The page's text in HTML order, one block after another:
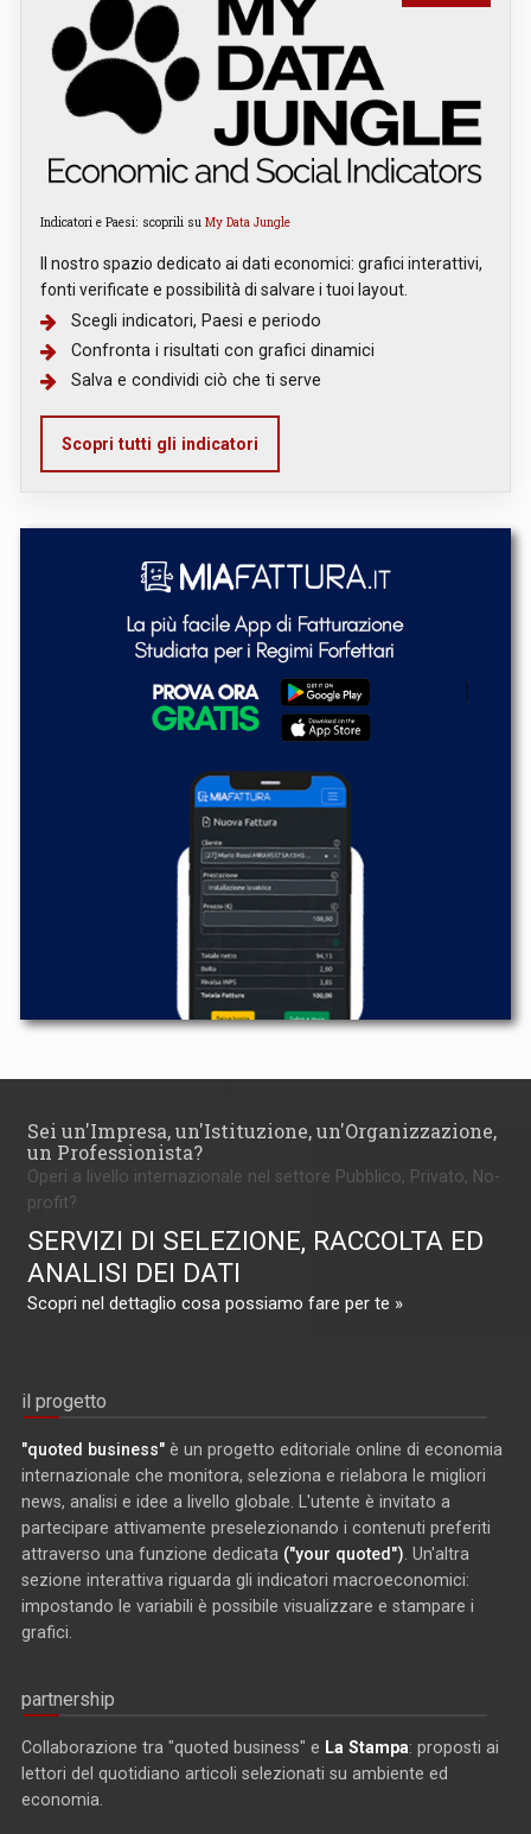
Indicatori e Paesi: scoprili su My Data Jungle
Il nostro spazio dedicato ai dati economici: grafici interattivi,
fonti verificate e possibilità di salvare i tuoi layout.
Scegli indicatori, Paesi e periodo
Confronta i risultati con grafici dinamici
Salva e condividi ciò che ti serve
Scopri tutti gli indicatori
Sei un'Impresa, un'Istituzione, un'Organizzazione,
un Professionista?
Operi a livello internazionale nel settore Pubblico, Privato, No-
profit?
SERVIZI DI SELEZIONE, RACCOLTA ED
ANALISI DEI DATI
Scopri nel dettaglio cosa possiamo fare per te »
il progetto
"quoted business" è un progetto editoriale online di economia
internazionale che monitora, seleziona e rielabora le migliori
news, analisi e idee a livello globale. L'utente è invitato a
partecipare attivamente preselezionando i contenuti preferiti
attraverso una funzione dedicata ("your quoted"). Un'altra
sezione interattiva riguarda gli indicatori macroeconomici:
impostando le variabili è possibile visualizzare e stampare i
grafici.
partnership
Collaborazione tra "quoted business" e La Stampa: proposti ai
lettori del quotidiano articoli selezionati su ambiente ed
economia.